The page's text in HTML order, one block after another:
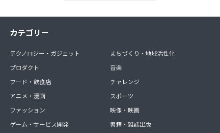
カテゴリー
テクノロジー・ガジェット
プロダクト
フード・飲食店
アニメ・漫画
ファッション
ゲーム・サービス開発
まちづくり・地域活性化
音楽
チャレンジ
スポーツ
映像・映画
書籍・雑誌出版